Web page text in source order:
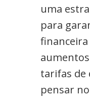
uma
para
tarifas de
pensar